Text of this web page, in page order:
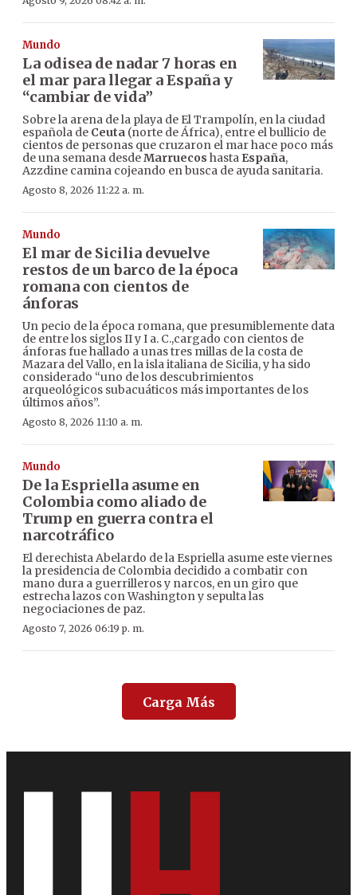
Mundo
La odisea de nadar 7 horas en
el mar para llegar a España y
“cambiar de vida”
Sobre la arena de la playa de El Trampolín, en la ciudad
española de Ceuta (norte de África), entre el bullicio de
cientos de personas que cruzaron el mar hace poco más
de una semana desdeMarruecos hasta España,
Azzdine camina cojeando en busca de ayuda sanitaria.
Agosto 8, 2026 11:22 a. m.
Mundo
El mar de Sicilia devuelve
restos de un barco de la época
romana con cientos de
ánforas
Un pecio de la época romana, que presumiblemente data
de entre los siglos II y I a. C.,cargado con cientos de
ánforas fue hallado a unas tres millas de la costa de
Mazara del Vallo, en la isla italiana de Sicilia, y ha sido
considerado “uno de los descubrimientos
arqueológicos subacuáticos más importantes de los
últimos años”.
Agosto 8, 2026 11:10 a. m.
Mundo
De la Espriella asume en
Colombia como aliado de
Trump en guerra contra el
narcotráfico
El derechista Abelardo de la Espriella asume este viernes
la presidencia de Colombia decidido a combatir con
mano dura a guerrilleros y narcos, en un giro que
estrecha lazos con Washington y sepulta las
negociaciones de paz.
Agosto 7, 2026 06:19 p. m.
Carga Más